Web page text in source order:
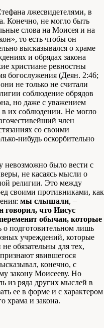
лжесвидетелями, в
Конечно, не могло быть
слова на Моисея и на
то есть чтобы он
высказывался о храме
и обрядах закона
христиане ревностны
богослужения (Деян. 2:46;
не только не считали
соблюдение обрядов
но даже с уважением
в их соблюдении. Не могло
член
со своими
нибудь оскорбительно
невозможно было вести с
не касаясь мысли о
религии. Это между
своими противниками, как
мы слышали, –
говорил, что Иисус
обычаи, которые
о подготовительном лишь
учреждений, которые
обязательны для тех,
явившегося
конечно, с
закону Моисееву. Но
из ряда других мыслей в
ее в форме и с характером
храма и закона.